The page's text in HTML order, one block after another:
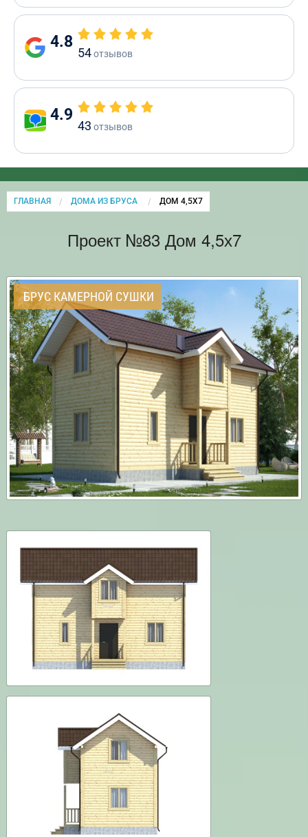
4.8
54отзывов
4.9
43 отзывов
ГЛАВНАЯ ДОМА ИЗ БРУСА CURRENT:
ДОМ 4,5Х7
Проект №83 Дом 4,5х7
БРУС КАМЕРНОЙ СУШКИ